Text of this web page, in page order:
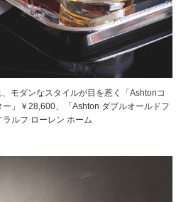
モダンなスタイルが目を惹く「Ashtonコ
」￥28,600、「Ashton ダブルオールドフ
ルフ ローレン ホーム